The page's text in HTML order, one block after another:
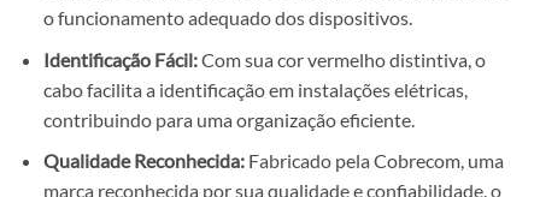
o funcionamento adequado dos dispositivos.
Identificação Fácil:Com sua cor vermelho distintiva, o
cabo facilita a identificação em instalações elétricas,
contribuindo para uma organização eficiente.
Qualidade Reconhecida:Fabricado pela Cobrecom, uma
marca reconhecida por sua qualidade e confiabilidade, o